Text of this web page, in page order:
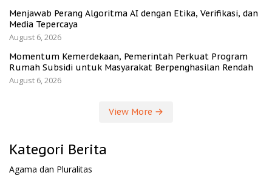
Menjawab Perang Algoritma AI dengan Etika, Verifikasi, dan
Media Tepercaya
August 6, 2026
Momentum Kemerdekaan, Pemerintah Perkuat Program
Rumah Subsidi untuk Masyarakat Berpenghasilan Rendah
August 6, 2026
View More
Kategori Berita
Agama dan Pluralitas